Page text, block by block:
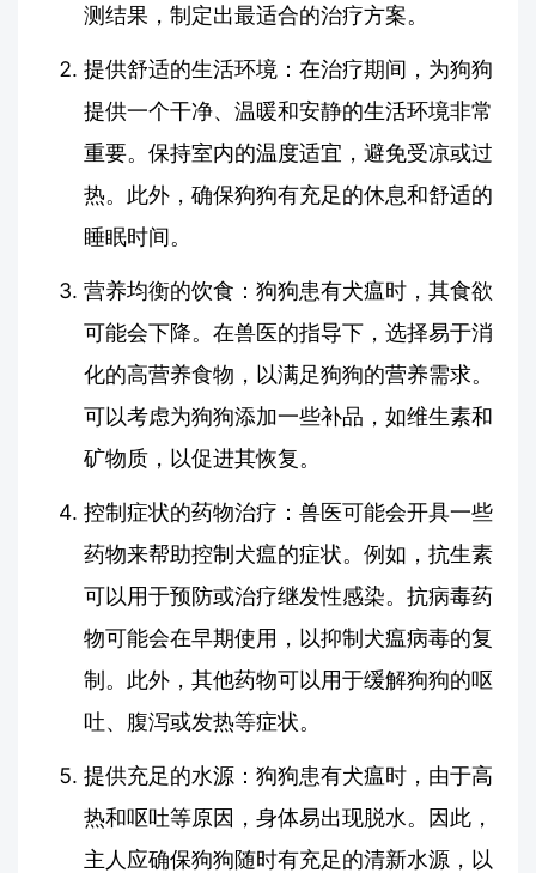
测结果，制定出最适合的治疗方案。
提供舒适的生活环境：在治疗期间，为狗狗
提供一个干净、温暖和安静的生活环境非常
重要。保持室内的温度适宜，避免受凉或过
热。此外，确保狗狗有充足的休息和舒适的
睡眠时间。
营养均衡的饮食：狗狗患有犬瘟时，其食欲
可能会下降。在兽医的指导下，选择易于消
化的高营养食物，以满足狗狗的营养需求。
可以考虑为狗狗添加一些补品，如维生素和
矿物质，以促进其恢复。
控制症状的药物治疗：兽医可能会开具一些
药物来帮助控制犬瘟的症状。例如，抗生素
可以用于预防或治疗继发性感染。抗病毒药
物可能会在早期使用，以抑制犬瘟病毒的复
制。此外，其他药物可以用于缓解狗狗的呕
吐、腹泻或发热等症状。
提供充足的水源：狗狗患有犬瘟时，由于高
热和呕吐等原因，身体易出现脱水。因此，
主人应确保狗狗随时有充足的清新水源，以